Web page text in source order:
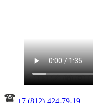
+7 (812) 424-79-19